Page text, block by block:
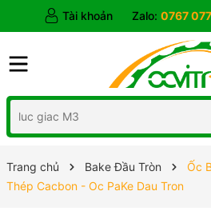
Tài khoản Zalo: 0767
Trang chủ Bake Đầu Tròn
Ốc
Thép Cacbon - Oc PaKe Dau Tron